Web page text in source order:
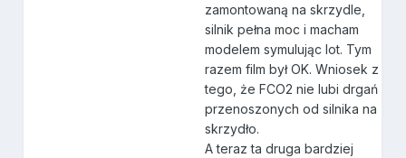
zamontowaną na skrzydle,
silnik pełna moc i macham
modelem symulując lot. Tym
razem film był OK. Wniosek z
tego, że FCO2 nie lubi drgań
przenoszonych od silnika na
skrzydło.
A teraz ta druga bardziej